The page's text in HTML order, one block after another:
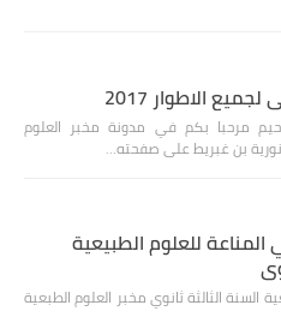
الاطوار 2017
مرحبا بكم في مدونة مخبر العلوم
نورية بن غبريط على صفحته…
للعلوم الطبيعية
الثالثة ثانوي مخبر العلوم الطبعية